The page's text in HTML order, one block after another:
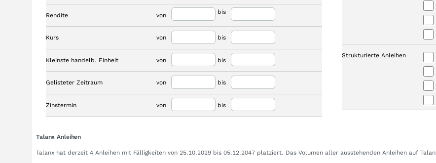
Rendite von bis
Kurs von bis
Kleinste handelb. Einheit von bis
Gelisteter Zeitraum von bis
Zinstermin von bis
Strukturierte Anleihen
Talanx Anleihen
Talanx hat derzeit 4 Anleihen mit Fälligkeiten von 25.10.2029 bis 05.12.2047 platziert. Das Volumen aller ausstehenden Anleihen auf